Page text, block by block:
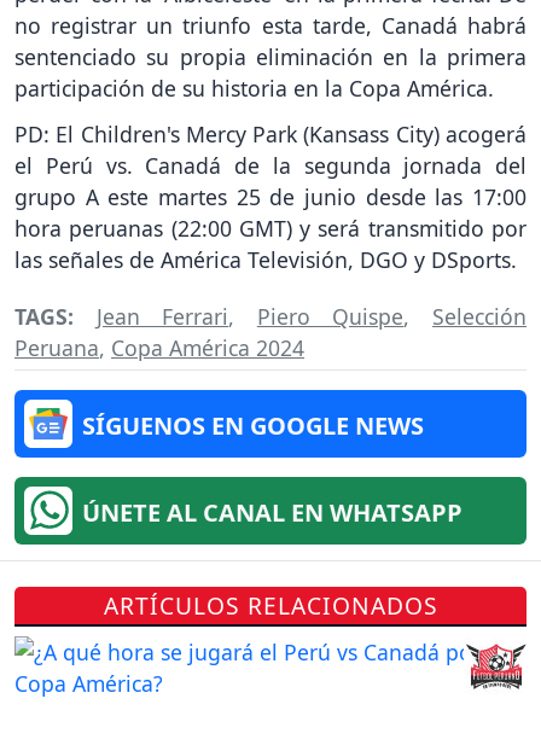
no registrar un triunfo esta tarde, Canadá habrá
sentenciado su propia eliminación en la primera
participación de su historia en la Copa América.
PD: El Children's Mercy Park (Kansass City) acogerá
el Perú vs. Canadá de la segunda jornada del
grupo A este martes 25 de junio desde las 17:00
hora peruanas (22:00 GMT) y será transmitido por
las señales de América Televisión, DGO y DSports.
TAGS: Jean Ferrari, Piero Quispe, Selección
Peruana, Copa América 2024
SÍGUENOS EN GOOGLE NEWS
ÚNETE AL CANAL EN WHATSAPP
ARTÍCULOS RELACIONADOS